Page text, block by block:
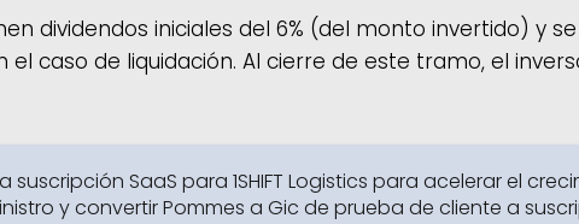
dividendos iniciales del 6% (del monto invertido) y
caso de liquidación. Al cierre de este tramo, el
suscripción SaaS para 1SHIFT Logistics para acelerar el
y convertir Pommes a Gic de prueba de cliente a